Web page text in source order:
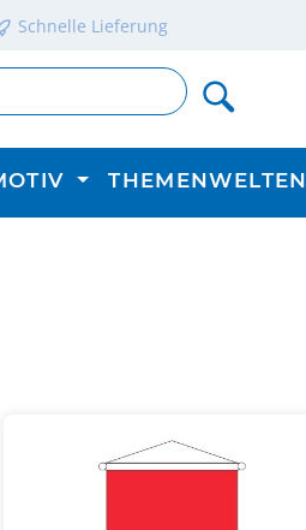
Schnelle Lieferung
THEMENWELTEN